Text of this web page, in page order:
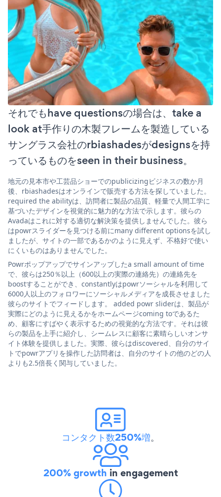
それでもhave questionsの場合は、take a
look at手作りの木製フレームを製造している
サングラス会社のrbiashadesがdesignsを持
っているものをseen in their business。
地元の見本市や工芸品ショーでのpublicizingビジネスの数か月
後、rbiashadesはオンラインで販売する方法を探していました。
required the abilityは、訪問者に製品の品質、軽量で人間工学に
基づいたデザインを視覚的に魅力的な方法で示します。彼らの
Avadaはこれに対する適切な解決策を提供しませんでした。彼ら
はpowrスライダーを見つける前にmany different optionsを試し
ましたが、サイトの一部であるかのように見えず、不格好で使い
にくいものはありませんでした。
Powrポップアップでサインアップしたa small amount of time
で、彼らは250％以上（600以上の実際の連絡先）の連絡先を
boostすることができ、constantlyはpowrソーシャルを利用して
6000人以上のフォロワーにソーシャルメディアを成長させました
彼らのサイトでフィードします。 added powr sliderは、製品が
実際にどのように見えるかをホームページcoming toであるた
め、顧客にすばやく表示するための視覚的な方法です。それは彼
らの製品を上手に紹介し、シームレスに顧客に素晴らしいオンサ
イト体験を提供しました。実際、彼らはdiscovered、自分のサイ
トでpowrアプリを操作した訪問者は、自分のサイトの他のどの人
よりも2.5倍長く関与していました。
コンタクト数250%増。
200% growth in engagement